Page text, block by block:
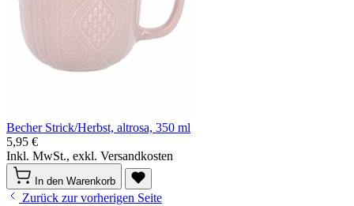
Becher Strick/Herbst, altrosa, 350 ml
5,95 €
Inkl. MwSt., exkl. Versandkosten
In den Warenkorb
Zurück zur vorherigen Seite